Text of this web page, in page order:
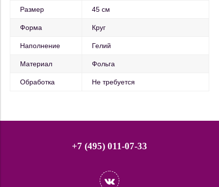
Размер 45 см
Форма Круг
Наполнение Гелий
Материал Фольга
Обработка Не требуется
+7 (495) 011-07-33